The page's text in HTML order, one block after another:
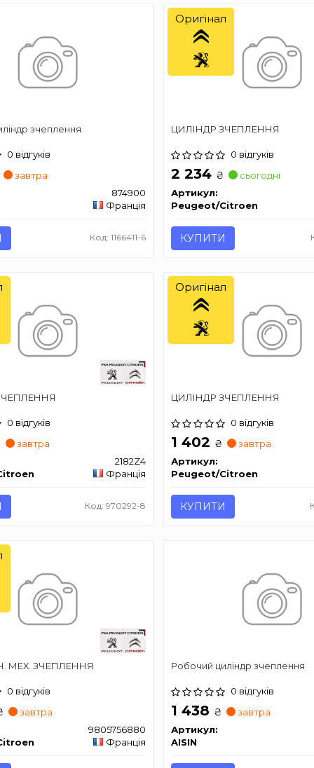
зчеплення
0 відгуків
завтра
874900
Франція
Код: 1166411-6
ЦИЛІНДР ЗЧЕПЛЕННЯ
0 відгуків
2 234 ₴
сьогодні
Артикул:
Peugeot/Citroen
КУПИТИ
Оригінал
0 відгуків
завтра
2182Z4
Франція
Код: 970292-8
ЦИЛІНДР ЗЧЕПЛЕННЯ
0 відгуків
1 402 ₴
завтра
Артикул:
Peugeot/Citroen
КУПИТИ
Оригінал
МЕХ. ЗЧЕПЛЕННЯ
0 відгуків
завтра
9805756880
Франція
Робочий циліндр зчеплення
0 відгуків
1 438 ₴
завтра
Артикул:
AISIN